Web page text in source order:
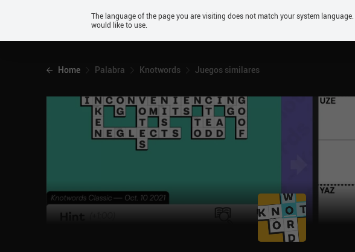
Android
Home Palabra Knotwords Juegos similares
The language of the page you are visiting does not match your system
would like to use.